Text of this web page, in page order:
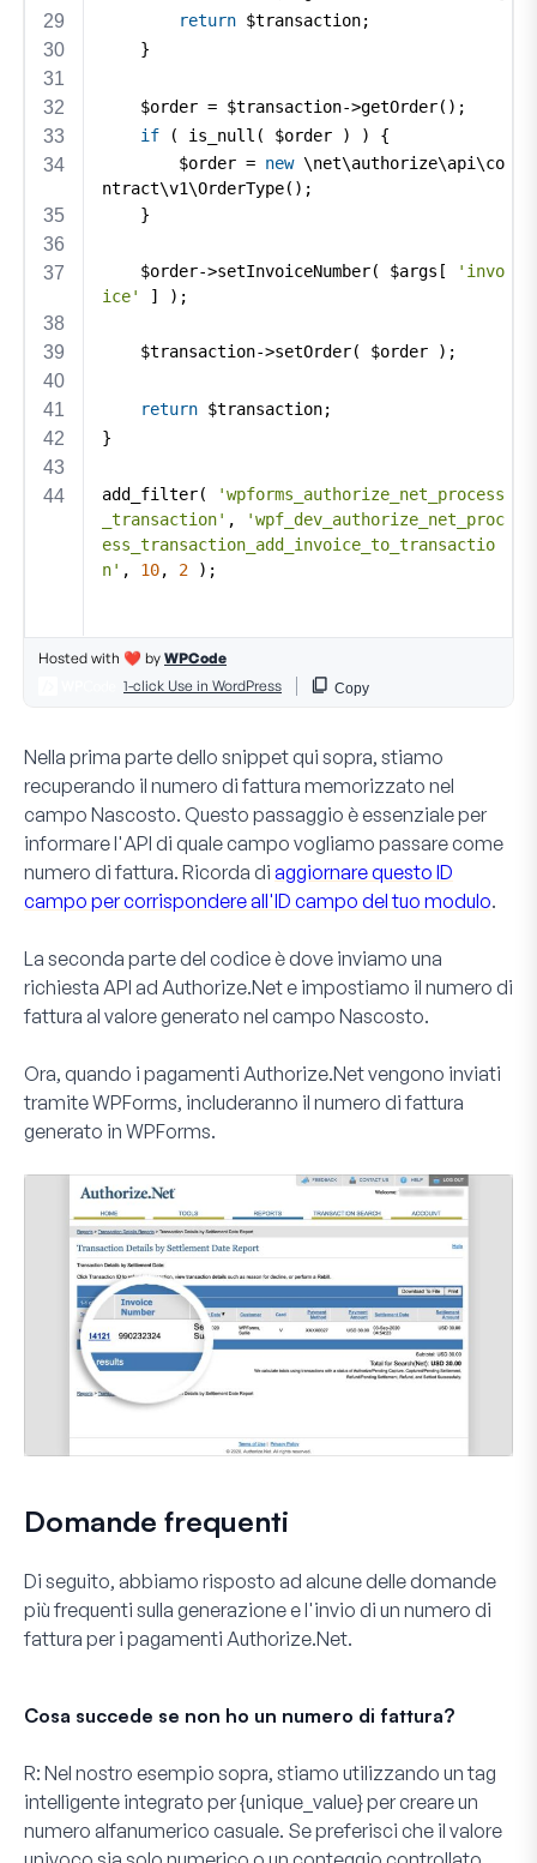
Nella prima parte dello snippet qui sopra, stiamo
recuperando il numero di fattura memorizzato nel
campo Nascosto. Questo passaggio è essenziale per
informare l'API di quale campo vogliamo passare come
numero di fattura. Ricorda di aggiornare questo ID
campo per corrispondere all'ID campo del tuo modulo.
La seconda parte del codice è dove inviamo una
richiesta API ad Authorize.Net e impostiamo il numero di
fattura al valore generato nel campo Nascosto.
Ora, quando i pagamenti Authorize.Net vengono inviati
tramite WPForms, includeranno il numero di fattura
generato in WPForms.
Domande frequenti
Di seguito, abbiamo risposto ad alcune delle domande
più frequenti sulla generazione e l'invio di un numero di
fattura per i pagamenti Authorize.Net.
Cosa succede se non ho un numero di fattura?
R: Nel nostro esempio sopra, stiamo utilizzando un tag
intelligente integrato per {unique_value} per creare un
numero alfanumerico casuale. Se preferisci che il valore